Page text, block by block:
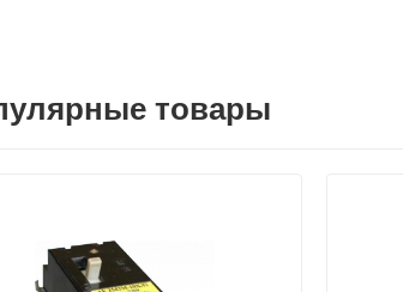
товары